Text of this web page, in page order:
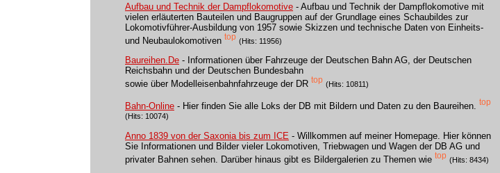
Aufbau und Technik der Dampflokomotive - Aufbau und Technik der Dampflokomotive mit
vielen erläuterten Bauteilen und Baugruppen auf der Grundlage eines Schaubildes zur
Lokomotivführer-Ausbildung von 1957 sowie Skizzen und technische Daten von Einheits-
und Neubaulokomotiven top (Hits: 11956)
Baureihen.De - Informationen über Fahrzeuge der Deutschen Bahn AG, der Deutschen
Reichsbahn und der Deutschen Bundesbahn
sowie über Modelleisenbahnfahrzeuge der DR top (Hits: 10811)
Bahn-Online - Hier finden Sie alle Loks der DB mit Bildern und Daten zu den Baureihen. top
(Hits: 10074)
Anno 1839 von der Saxonia bis zum ICE - Willkommen auf meiner Homepage. Hier können
Sie Informationen und Bilder vieler Lokomotiven, Triebwagen und Wagen der DB AG und
privater Bahnen sehen. Darüber hinaus gibt es Bildergalerien zu Themen wie top (Hits: 8434)